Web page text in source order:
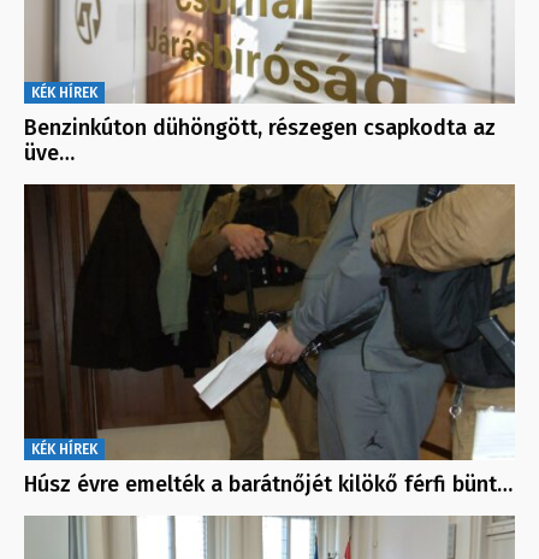
KÉK HÍREK
Benzinkúton dühöngött, részegen csapkodta az
üve…
KÉK HÍREK
Húsz évre emelték a barátnőjét kilökő férfi bünt…